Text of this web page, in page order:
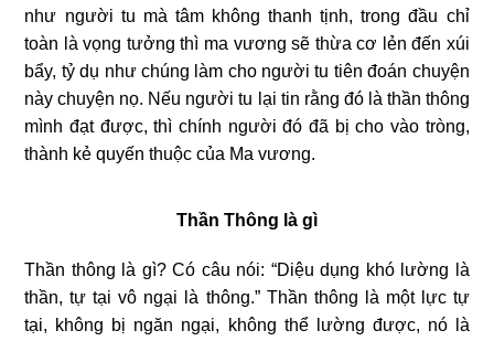
như người tu mà tâm không thanh tịnh, trong đầu chỉ
toàn là vọng tưởng thì ma vương sẽ thừa cơ lẻn đến xúi
bẩy, tỷ dụ như chúng làm cho người tu tiên đoán chuyện
này chuyện nọ. Nếu người tu lại tin rằng đó là thần thông
mình đạt được, thì chính người đó đã bị cho vào tròng,
thành kẻ quyến thuộc của Ma vương.
Thần Thông là gì
Thần thông là gì? Có câu nói: “Diệu dụng khó lường là
thần, tự tại vô ngại là thông.” Thần thông là một lực tự
tại, không bị ngăn ngại, không thể lường được, nó là